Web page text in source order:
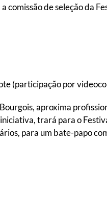
comissão de seleção da
(participação por
aproxima
trará para o
para um bate-papo